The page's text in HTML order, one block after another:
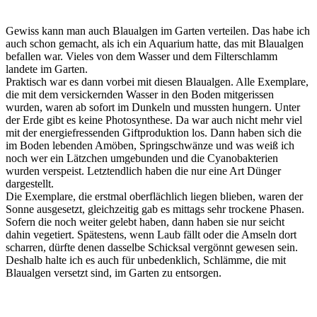
Gewiss kann man auch Blaualgen im Garten verteilen. Das habe ich
auch schon gemacht, als ich ein Aquarium hatte, das mit Blaualgen
befallen war. Vieles von dem Wasser und dem Filterschlamm
landete im Garten.
Praktisch war es dann vorbei mit diesen Blaualgen. Alle Exemplare,
die mit dem versickernden Wasser in den Boden mitgerissen
wurden, waren ab sofort im Dunkeln und mussten hungern. Unter
der Erde gibt es keine Photosynthese. Da war auch nicht mehr viel
mit der energiefressenden Giftproduktion los. Dann haben sich die
im Boden lebenden Amöben, Springschwänze und was weiß ich
noch wer ein Lätzchen umgebunden und die Cyanobakterien
wurden verspeist. Letztendlich haben die nur eine Art Dünger
dargestellt.
Die Exemplare, die erstmal oberflächlich liegen blieben, waren der
Sonne ausgesetzt, gleichzeitig gab es mittags sehr trockene Phasen.
Sofern die noch weiter gelebt haben, dann haben sie nur seicht
dahin vegetiert. Spätestens, wenn Laub fällt oder die Amseln dort
scharren, dürfte denen dasselbe Schicksal vergönnt gewesen sein.
Deshalb halte ich es auch für unbedenklich, Schlämme, die mit
Blaualgen versetzt sind, im Garten zu entsorgen.